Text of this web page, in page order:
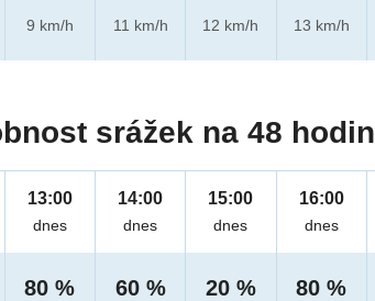
9 km/h
11 km/h
12 km/h
13 km/h
srážek na 48 hodin
13:00
dnes
80 %
14:00
dnes
60 %
15:00
dnes
20 %
16:00
dnes
80 %